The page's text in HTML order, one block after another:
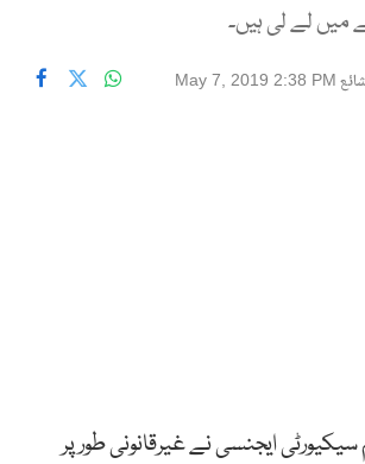
لے لی ہیں۔
May 7, 2019 2:38 PM
ایجنسی نے غیرقانونی طور پر